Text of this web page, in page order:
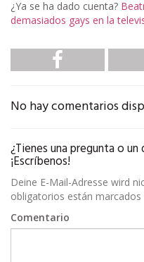
¿Ya se ha dado cuenta?
demasiados gays en la
No hay comentarios
¿Tienes una pregunta o
¡Escríbenos!
Deine E-Mail-Adresse wird
obligatorios están marcados
Comentario